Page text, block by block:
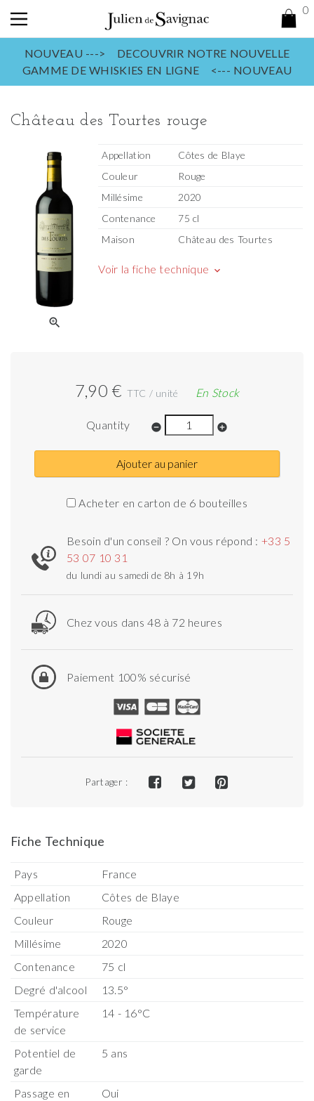
0
NOUVEAU ---> DECOUVRIR NOTRE NOUVELLE
GAMME DE WHISKIES EN LIGNE <--- NOUVEAU
Château des Tourtes rouge
zoom_in
Appellation
Côtes de Blaye
Couleur
Rouge
Millésime
2020
Contenance
75 cl
Maison
Château des Tourtes
Voir la fiche technique keyboard_arrow_down
7,90 € TTC / unité En Stock
Quantity remove_circle add_circle
Ajouter au panier
Acheter en carton de 6 bouteilles
Besoin d'un conseil ? On vous répond : +33 5
53 07 10 31
du lundi au samedi de 8h à 19h
Chez vous dans 48 à 72 heures
Paiement 100% sécurisé
Partager :
Fiche Technique
Pays
France
Appellation
Côtes de Blaye
Couleur
Rouge
Millésime
2020
Contenance
75 cl
Degré d'alcool
13.5°
Température
de service
14 - 16°C
Potentiel de
garde
5 ans
Passage en
Oui